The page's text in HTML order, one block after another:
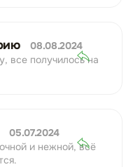
08.08.2024
все получилось на
05.07.2024
и нежной, всё